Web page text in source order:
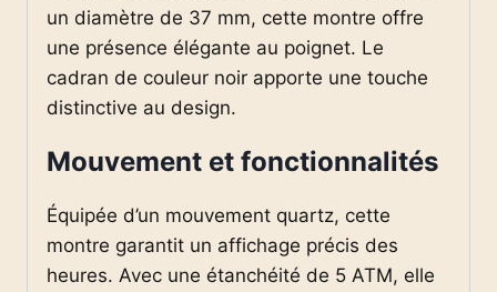
un diamètre de 37 mm, cette montre offre
une présence élégante au poignet. Le
cadran de couleur noir apporte une touche
distinctive au design.
Mouvement et fonctionnalités
Équipée d’un mouvement quartz, cette
montre garantit un affichage précis des
heures. Avec une étanchéité de 5 ATM, elle